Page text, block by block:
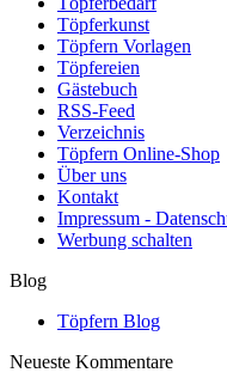
Töpferkunst
Töpfern Vorlagen
Töpfereien
Gästebuch
RSS-Feed
Verzeichnis
Töpfern Online-Shop
Über uns
Kontakt
Impressum -
Werbung schalten
Blog
Töpfern Blog
Neueste Kommentare